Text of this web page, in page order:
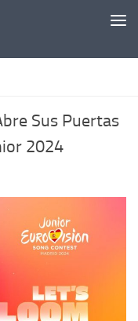
Sus Puertas
2024